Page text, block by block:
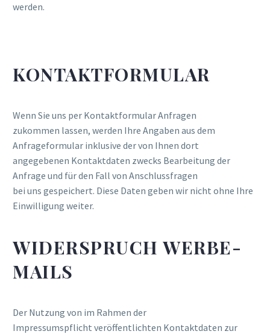
werden.
KONTAKTFORMULAR
Wenn Sie uns per Kontaktformular Anfragen
zukommen lassen, werden Ihre Angaben aus dem
Anfrageformular inklusive der von Ihnen dort
angegebenen Kontaktdaten zwecks Bearbeitung der
Anfrage und für den Fall von Anschlussfragen
bei uns gespeichert. Diese Daten geben wir nicht ohne Ihre
Einwilligung weiter.
WIDERSPRUCH WERBE-
MAILS
Der Nutzung von im Rahmen der
Impressumspflicht veröffentlichten Kontaktdaten zur